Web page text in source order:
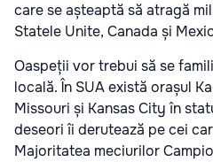
care se așteaptă să atragă
Statele Unite, Canada și
Oaspeții vor trebui să se
locală. În SUA există orașul
Missouri și Kansas City în
deseori îi derutează pe cei
Majoritatea meciurilor